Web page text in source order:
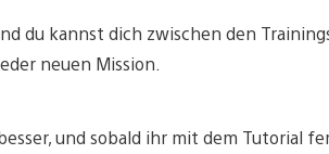
du kannst dich zwischen den
neuen Mission.
und sobald ihr mit dem Tutorial